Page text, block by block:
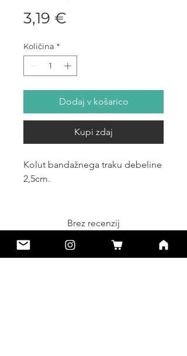
3,19 €
Količina *
Dodaj v košarico
Kupi zdaj
Kolut bandažnega traku debeline
2,5cm.
Brez recenzij
Posredujte svoje mnenje. Napišite
prvo recenzijo.